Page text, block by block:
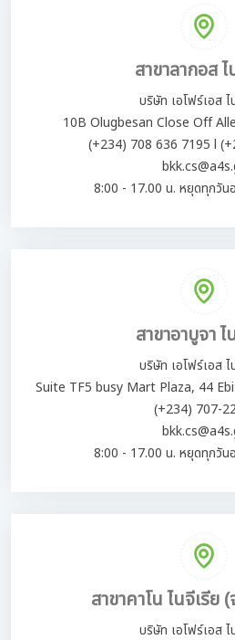
สาขาลากอส ไ
บริษัท เอโฟร์เอส ไ
10B Olugbesan Close Off
(+234) 708 636 7195 l
8:00 - 17.00 น. หยุดทุกวัน
สาขาอาบูจา ไ
บริษัท เอโฟร์เอส ไ
Suite TF5 busy Mart Plaza, 44
(+234) 707-
8:00 - 17.00 น. หยุดทุกวัน
สาขาคาโน ไนจีเรีย
บริษัท เอโฟร์เอส ไ